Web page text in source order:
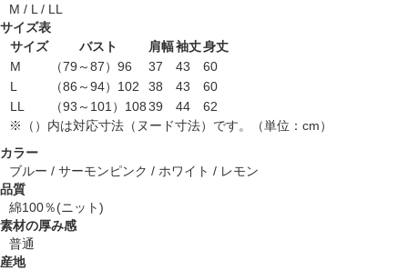
M / L / LL
サイズ表
サイズ
バスト 肩幅袖丈身丈
M
（79～87）96 37 43
60
L
（86～94）102 38 43
60
LL
（93～101）10839 44
62
※（）内は対応寸法（ヌード寸法）です。（単位：cm）
カラー
ブルー / サーモンピンク / ホワイト / レモン
品質
綿100％(ニット)
素材の厚み感
普通
産地